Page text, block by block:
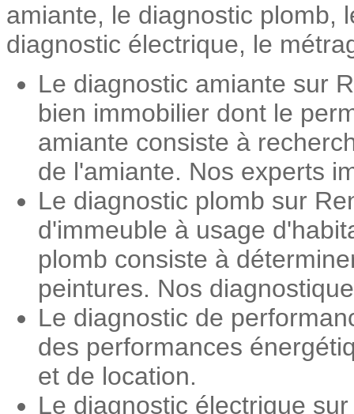
amiante, le diagnostic plomb,
diagnostic électrique, le
Le diagnostic amiante sur
bien immobilier dont le
amiante consiste à
de l'amiante. Nos experts
Le diagnostic plomb sur
d'immeuble à usage
plomb consiste à
peintures. Nos
Le diagnostic de
des performances
et de location.
Le diagnostic électrique